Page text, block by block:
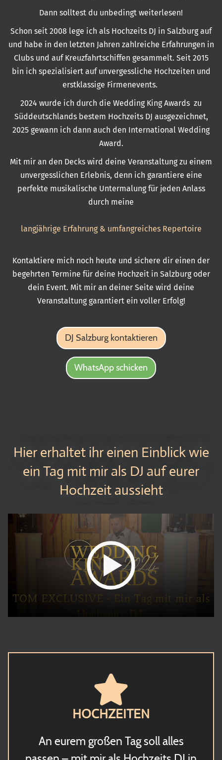
Dann solltest du unbedingt weiterlesen!
Schon seit 2008 lege ich als Hochzeits DJ in Salzburg auf
und habe in den letzten Jahren zahlreiche Erfahrungen in
Clubs und auf Kreuzfahrtschiffen gesammelt. Seit 2015
bin ich spezialisiert auf unvergessliche Hochzeiten und
erstklassige Firmenevents.
2024 wurde ich durch die Wedding King Awards zu
Süddeutschlands bestem Hochzeits DJ ausgezeichnet,
2025 gewann ich dann auch den International Wedding
Award.
Mit mir an den Decks wird deine Veranstaltung zu einem
unvergesslichen Erlebnis, denn ich garantiere eine
perfekte musikalische Untermalung für jeden Anlass
durch meine
langjährige Erfahrung & umfangreiches Repertoire
Kontaktiere mich noch heute und sichere dir einen der
begehrten Termine für deine Hochzeit in Salzburg oder
dein Event. Mit mir an deiner Seite wird deine
Veranstaltung garantiert ein voller Erfolg!
DJ Salzburg kontaktieren
WhatsApp schicken
Hier erhaltet ihr einen Einblick wie
ein Tag mit mir als DJ auf eurer
Hochzeit aussieht
HOCHZEITEN
An eurem großen Tag soll alles